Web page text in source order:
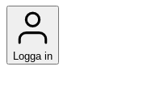
Logga in